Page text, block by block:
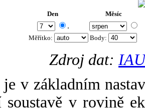
Den Měsíc
.
Měřítko: Body:
Zdroj dat:
v základním
soustavě v rovině